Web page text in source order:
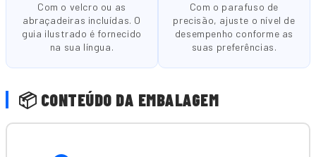
Com o velcro ou as
abraçadeiras incluídas. O
guia ilustrado é fornecido
na sua língua.
Com o parafuso de
precisão, ajuste o nível de
desempenho conforme as
suas preferências.
📦 CONTEÚDO DA EMBALAGEM